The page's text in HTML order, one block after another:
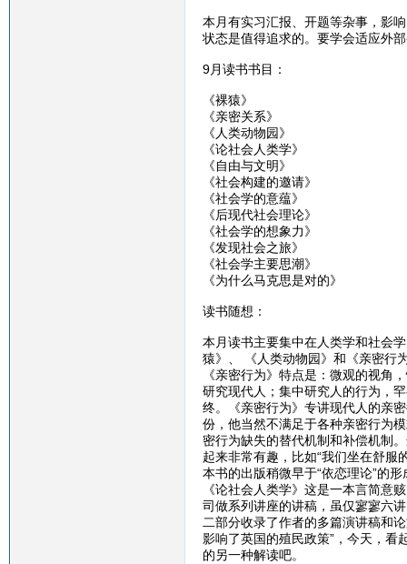
本月有实习汇报、开题等杂事，影
状态是值得追求的。要学会适应外
9月读书书目：
《裸猿》
《亲密关系》
《人类动物园》
《论社会人类学》
《自由与文明》
《社会构建的邀请》
《社会学的意蕴》
《后现代社会理论》
《社会学的想象力》
《发现社会之旅》
《社会学主要思潮》
《为什么马克思是对的》
读书随想：
本月读书主要集中在人类学和社会
猿》、 《人类动物园》和《亲密行
《亲密行为》特点是：微观的视角
研究现代人；集中研究人的行为，
终。《亲密行为》专讲现代人的亲
份，他当然不满足于各种亲密行为
密行为缺失的替代机制和补偿机制
起来非常有趣，比如“我们坐在舒服
本书的出版稍微早于“依恋理论”的
《论社会人类学》这是一本言简意
司做系列讲座的讲稿，虽仅寥寥六
二部分收录了作者的多篇演讲稿和
影响了英国的殖民政策”，今天，看
的另一种解读吧。